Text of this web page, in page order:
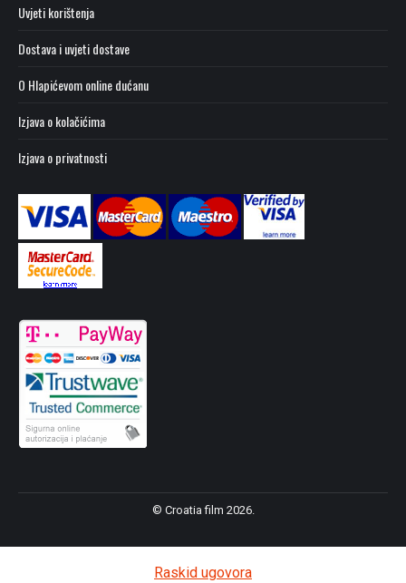
Uvjeti korištenja
Dostava i uvjeti dostave
O Hlapićevom online dućanu
Izjava o kolačićima
Izjava o privatnosti
© Croatia film 2026.
Raskid ugovora